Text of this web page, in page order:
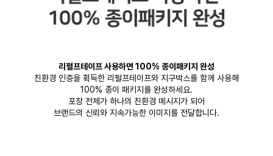
리펄프테이프 사용하면 100% 종이패키지 완성
친환경 인증을 획득한 리펄프테이프와 지구박스를 함께 사용해
100% 종이 패키지를 완성하세요.
포장 전체가 하나의 친환경 메시지가 되어
브랜드의 신뢰와 지속가능한 이미지를 전달합니다.